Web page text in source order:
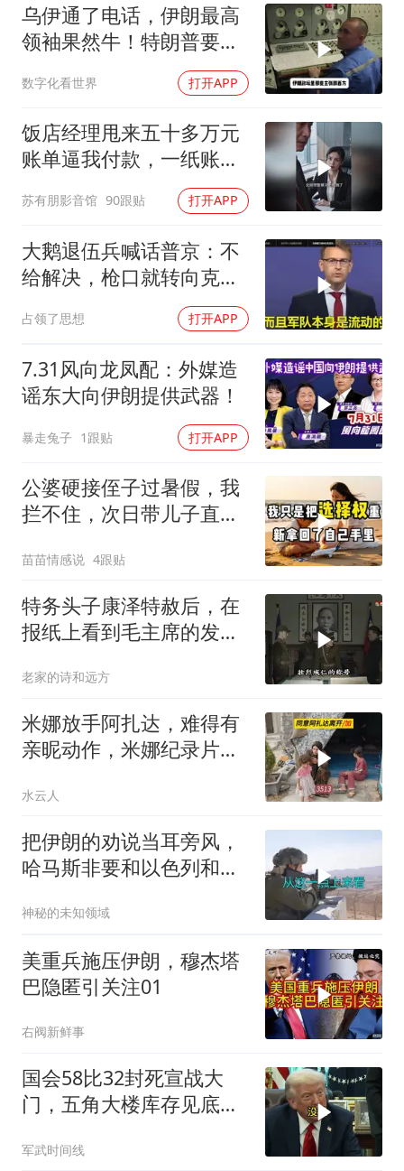
河南试行周五下午弹性离岗
南大数院院长疑辞职信里写不想干了
小伙靠AI减肥 45天瘦40斤进了ICU
总书记关心百姓身边这些民生大事
乌伊通了电话，伊朗最高
领袖果然牛！特朗普要气
数字化看世界 打开APP
饭店经理甩来五十多万元
账单逼我付款，一纸账单
苏有朋影音馆 90跟贴 打开APP
大鹅退伍兵喊话普京：不
给解决，枪口就转向克里
占领了思想 打开APP
7.31风向龙凤配：外媒造
谣东大向伊朗提供武器！
暴走兔子 1跟贴 打开APP
公婆硬接侄子过暑假，我
拦不住，次日带儿子直飞
苗苗情感说 4跟贴
特务头子康泽特赦后，在
报纸上看到毛主席的发
老家的诗和远方
米娜放手阿扎达，难得有
亲昵动作，米娜纪录片
水云人
把伊朗的劝说当耳旁风，
哈马斯非要和以色列和
神秘的未知领域
美重兵施压伊朗，穆杰塔
巴隐匿引关注01
右阀新鲜事
国会58比32封死宣战大
门，五角大楼库存见底，
生了什么
军武时间线